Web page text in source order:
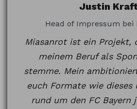
Justin
Head of Impressum bei
Miasanrot ist ein Projekt,
meinem Beruf als
stemme. Mein
euch Formate wie dieses
rund um den FC Bayern